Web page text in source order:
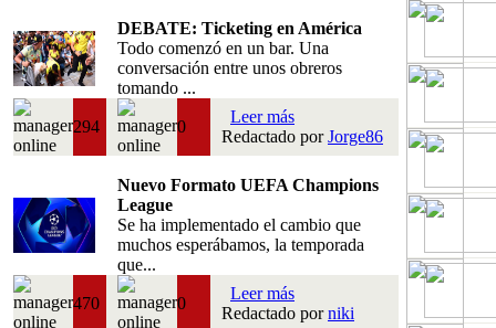
DEBATE: Ticketing en América
Todo comenzó en un bar. Una
conversación entre unos obreros
tomando ...
294 0
Leer más
Redactado porJorge86
Nuevo Formato UEFA Champions
League
Se ha implementado el cambio que
muchos esperábamos, la temporada
que...
470 0
Leer más
Redactado porniki